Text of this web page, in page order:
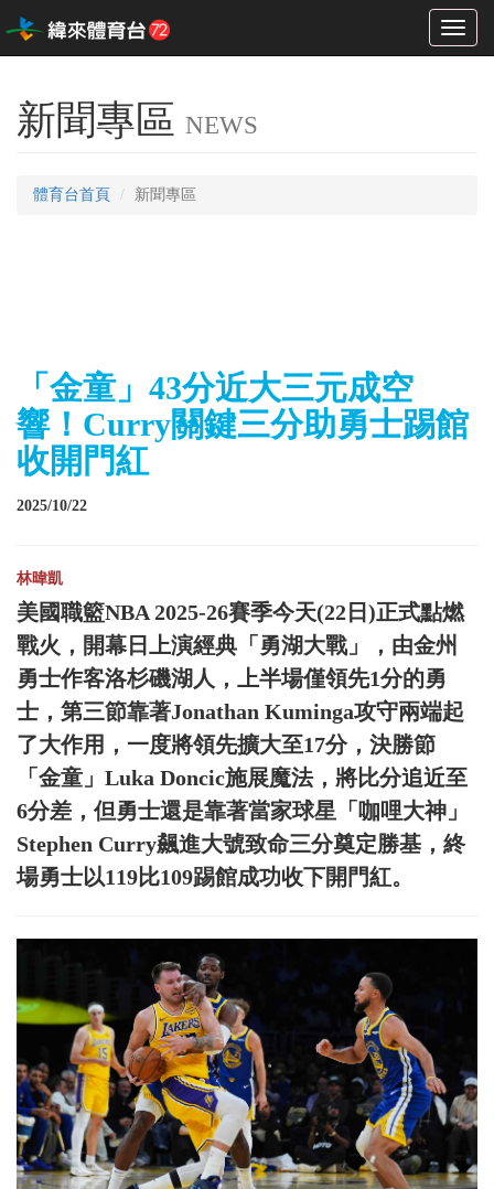
Toggle
新聞專區 NEWS
體育台首頁 新聞專區
「金童」43分近大三元成空
響！Curry關鍵三分助勇士踢館
收開門紅
2025/10/22
林暐凱
美國職籃NBA 2025-26賽季今天(22日)正式點燃
戰火，開幕日上演經典「勇湖大戰」，由金州
勇士作客洛杉磯湖人，上半場僅領先1分的勇
士，第三節靠著Jonathan Kuminga攻守兩端起
了大作用，一度將領先擴大至17分，決勝節
「金童」Luka Doncic施展魔法，將比分追近至
6分差，但勇士還是靠著當家球星「咖哩大神」
Stephen Curry飆進大號致命三分奠定勝基，終
場勇士以119比109踢館成功收下開門紅。